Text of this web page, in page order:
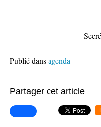
Publié dansagenda
Partager cet article